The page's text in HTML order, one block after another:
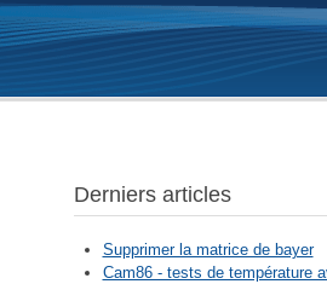
Derniers articles
Supprimer la matrice de bayer
Cam86 - tests de température